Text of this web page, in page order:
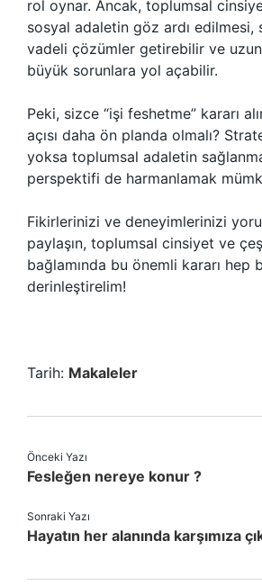
rol oynar. Ancak, toplumsal
sosyal adaletin göz ardı edilmesi,
vadeli çözümler getirebilir ve
büyük sorunlara yol açabilir.
Peki, sizce “işi feshetme” kararı
açısı daha ön planda olmalı?
yoksa toplumsal adaletin
perspektifi de harmanlamak
Fikirlerinizi ve deneyimlerinizi
paylaşın, toplumsal cinsiyet ve
bağlamında bu önemli kararı hep
derinleştirelim!
Tarih: Makaleler
Önceki Yazı
Fesleğen nereye konur ?
Sonraki Yazı
Hayatın her alanında karşımıza